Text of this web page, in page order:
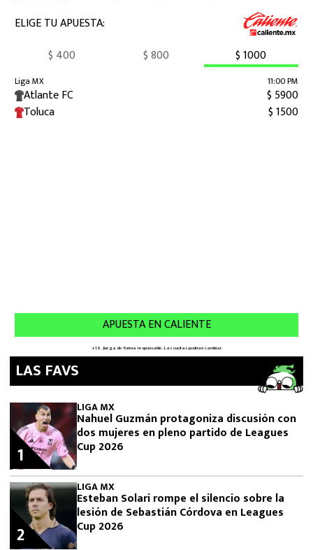
LAS FAVS
LIGA MX
Nahuel Guzmán protagoniza discusión con
dos mujeres en pleno partido de Leagues
Cup 2026
1
LIGA MX
Esteban Solari rompe el silencio sobre la
lesión de Sebastián Córdova en Leagues
Cup 2026
2